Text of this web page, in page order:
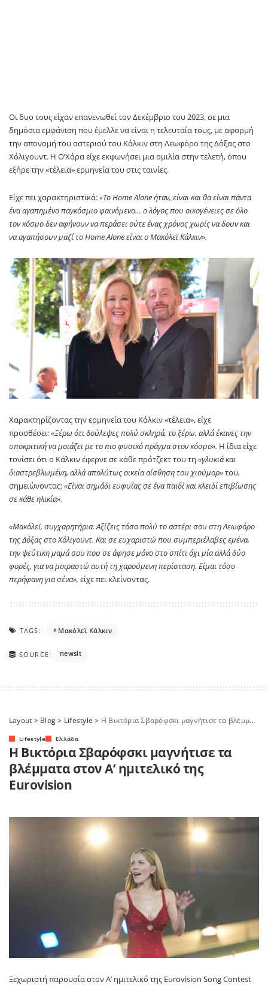
Οι δυο τους είχαν επανενωθεί τον Δεκέμβριο του 2023, σε μια
δημόσια εμφάνιση που έμελλε να είναι η τελευταία τους, με αφορμή
την απονομή του αστεριού του Κάλκιν στη Λεωφόρο της Δόξας στο
Χόλιγουντ. Η Ο’Χάρα είχε εκφωνήσει μια ομιλία στην τελετή, όπου
εξήρε την «τέλεια» ερμηνεία του στις ταινίες.
Είχε πει χαρακτηριστικά:«Το Home Alone ήταν, είναι και θα είναι πάντα
ένα αγαπημένο παγκόσμιο φαινόμενο… ο λόγος που οικογένειες σε όλο
τον κόσμο δεν αφήνουν να περάσει ούτε ένας χρόνος χωρίς να δουν και
να αγαπήσουν μαζί το Home Alone είναι ο Μακόλεϊ Κάλκιν».
Χαρακτηρίζοντας την ερμηνεία του Κάλκιν «τέλεια», είχε
προσθέσει:«Ξέρω ότι δούλεψες πολύ σκληρά, το ξέρω, αλλά έκανες την
υποκριτική να μοιάζει με το πιο φυσικό πράγμα στον κόσμο». Η ίδια είχε
τονίσει ότι ο Κάλκιν έφερνε σε κάθε πρότζεκτ του τη «γλυκιά και
διαστρεβλωμένη, αλλά απολύτως οικεία αίσθηση του χιούμορ»του,
σημειώνοντας:«Είναι σημάδι ευφυΐας σε ένα παιδί και κλειδί επιβίωσης
σε κάθε ηλικία».
«Μακόλεϊ, συγχαρητήρια. Αξίζεις τόσο πολύ το αστέρι σου στη Λεωφόρο
της Δόξας στο Χόλιγουντ. Και σε ευχαριστώ που συμπεριέλαβες εμένα,
την ψεύτικη μαμά σου που σε άφησε μόνο στο σπίτι όχι μία αλλά δύο
φορές, για να μοιραστώ αυτή τη χαρούμενη περίσταση. Είμαι τόσο
περήφανη για σένα», είχε πει κλείνοντας.
TAGS: Μακόλεϊ Κάλκιν
SOURCE: newsit
Layout > Blog> Lifestyle > Η Βικτόρια Σβαρόφσκι μαγνήτισε τα βλέμματα στον Α’ ημιτελικό της Eurovision
Lifestyle Ελλάδα
Η Βικτόρια Σβαρόφσκι μαγνήτισε τα
βλέμματα στον Α’ ημιτελικό της
Eurovision
Ξεχωριστή παρουσία στον Α’ ημιτελικό της Eurovision Song Contest